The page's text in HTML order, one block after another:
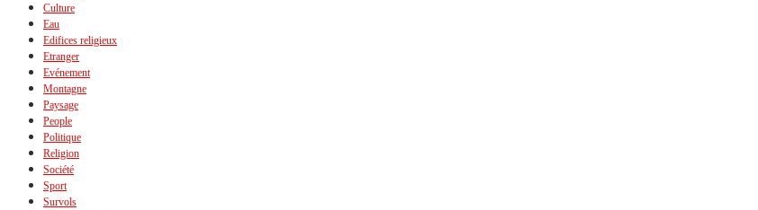
Culture
Eau
Edifices religieux
Etranger
Evénement
Montagne
Paysage
People
Politique
Religion
Société
Sport
Survols